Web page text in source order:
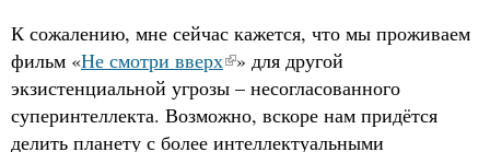
К сожалению, мне сейчас кажется, что мы проживаем
фильм «Не смотри вверх » для другой
экзистенциальной угрозы – несогласованного
суперинтеллекта. Возможно, вскоре нам придётся
делить планету с более интеллектуальными